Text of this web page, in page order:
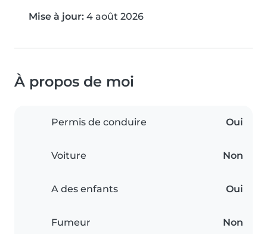
Mise à jour: 4 août 2026
À propos de moi
Permis de conduire Oui
Voiture Non
A des enfants Oui
Fumeur Non